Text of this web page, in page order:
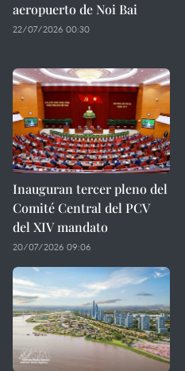
aeropuerto de Noi Bai
22/07/2026 00:30
Inauguran tercer pleno del
Comité Central del PCV
del XIV mandato
20/07/2026 09:06